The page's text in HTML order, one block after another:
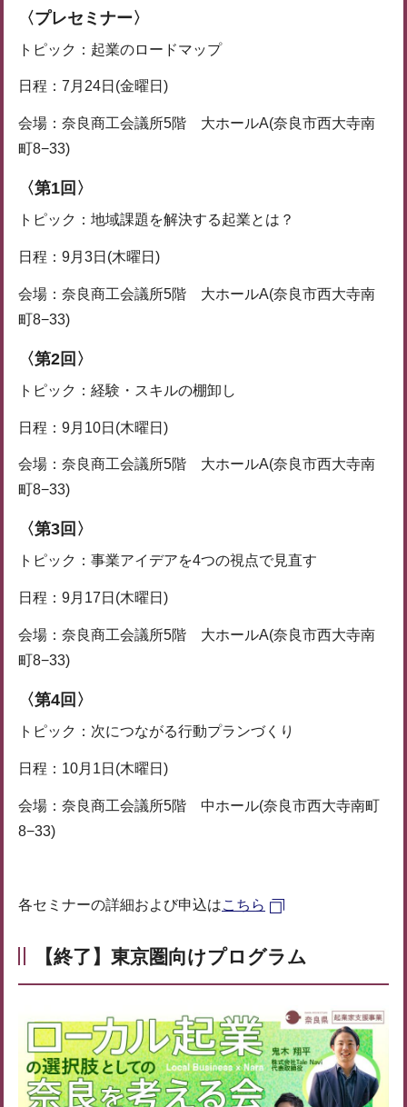
〈プレセミナー〉
トピック：起業のロードマップ
日程：7月24日(金曜日)
会場：奈良商工会議所5階 大ホールA(奈良市西大寺南
町8−33)
〈第1回〉
トピック：地域課題を解決する起業とは？
日程：9月3日(木曜日)
会場：奈良商工会議所5階 大ホールA(奈良市西大寺南
町8−33)
〈第2回〉
トピック：経験・スキルの棚卸し
日程：9月10日(木曜日)
会場：奈良商工会議所5階 大ホールA(奈良市西大寺南
町8−33)
〈第3回〉
トピック：事業アイデアを4つの視点で見直す
日程：9月17日(木曜日)
会場：奈良商工会議所5階 大ホールA(奈良市西大寺南
町8−33)
〈第4回〉
トピック：次につながる行動プランづくり
日程：10月1日(木曜日)
会場：奈良商工会議所5階 中ホール(奈良市西大寺南町
8−33)
各セミナーの詳細および申込はこちら
【終了】東京圏向けプログラム